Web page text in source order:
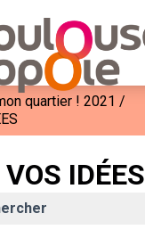
quartier ! 2021 /
IDÉES